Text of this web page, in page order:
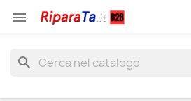

search